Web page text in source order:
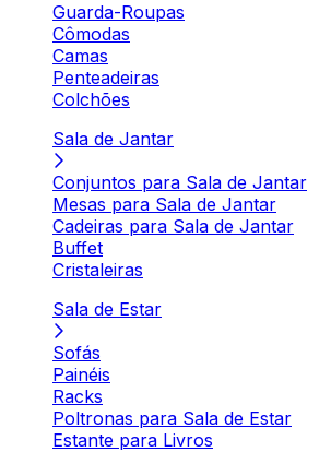
Guarda-Roupas
Cômodas
Camas
Penteadeiras
Colchões
Sala de Jantar
Conjuntos para Sala de Jantar
Mesas para Sala de Jantar
Cadeiras para Sala de Jantar
Buffet
Cristaleiras
Sala de Estar
Sofás
Painéis
Racks
Poltronas para Sala de Estar
Estante para Livros